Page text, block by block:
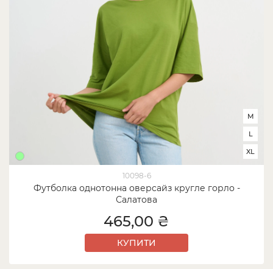
10098-6
Футболка однотонна оверсайз кругле горло -
Салатова
M
L
XL
465,00 ₴
КУПИТИ